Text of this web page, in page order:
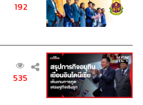
งเรียนคอร์สสั้นๆ อย่าง
าธิ แม้จะดูว่าเป็นการ
เรียนคอร์สเหล่านี้จะช่วย
อย่างดี เพราะความ
ออกเป็นรูปธรรมผ่าน
คอร์สเหล่านี้เลยไม่ได้
192
535